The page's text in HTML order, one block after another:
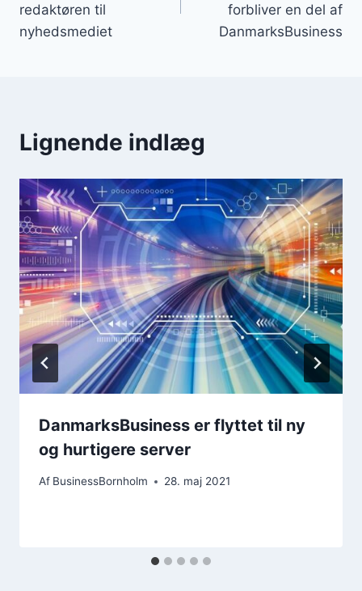
redaktøren til
nyhedsmediet
forbliver en del af
DanmarksBusiness
Lignende indlæg
DanmarksBusiness er flyttet til ny
og hurtigere server
Af BusinessBornholm 28. maj 2021